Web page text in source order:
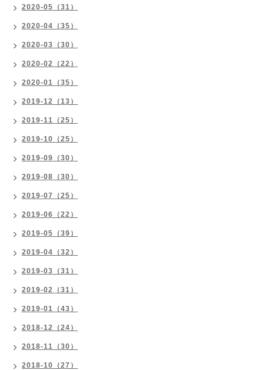
2020-05（31）
2020-04（35）
2020-03（30）
2020-02（22）
2020-01（35）
2019-12（13）
2019-11（25）
2019-10（25）
2019-09（30）
2019-08（30）
2019-07（25）
2019-06（22）
2019-05（39）
2019-04（32）
2019-03（31）
2019-02（31）
2019-01（43）
2018-12（24）
2018-11（30）
2018-10（27）